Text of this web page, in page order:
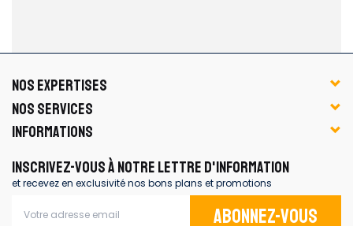
NOS EXPERTISES
NOS SERVICES
INFORMATIONS
INSCRIVEZ-VOUS À NOTRE LETTRE D'INFORMATION
et recevez en exclusivité nos bons plans et promotions
Abonnez-vous